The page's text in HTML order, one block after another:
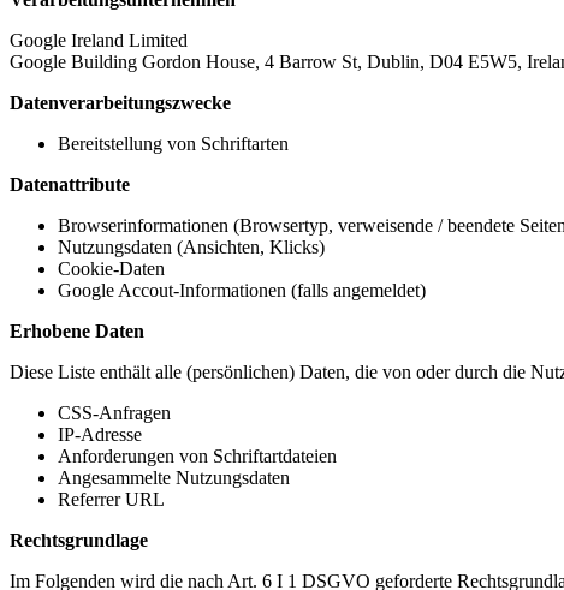
Google Ireland Limited
Google Building Gordon House, 4 Barrow St, Dublin, D04 E5W5,
Datenverarbeitungszwecke
Bereitstellung von Schriftarten
Datenattribute
Browserinformationen (Browsertyp, verweisende / beendete
Nutzungsdaten (Ansichten, Klicks)
Cookie-Daten
Google Accout-Informationen (falls angemeldet)
Erhobene Daten
Diese Liste enthält alle (persönlichen) Daten, die von oder durch die
CSS-Anfragen
IP-Adresse
Anforderungen von Schriftartdateien
Angesammelte Nutzungsdaten
Referrer URL
Rechtsgrundlage
Im Folgenden wird die nach Art. 6 I 1 DSGVO geforderte